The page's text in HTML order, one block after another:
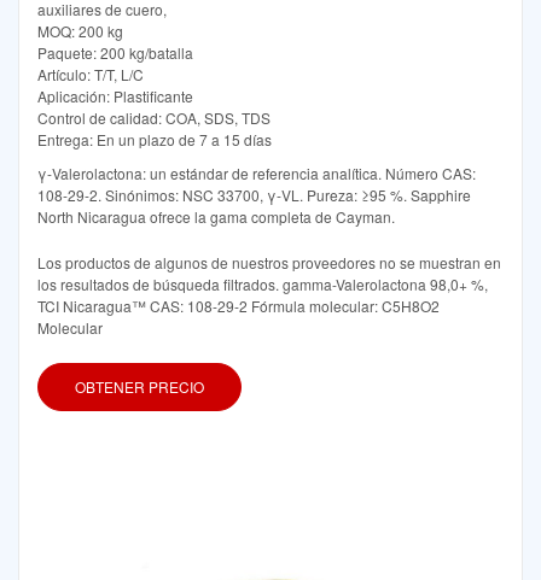
auxiliares de cuero,
MOQ: 200 kg
Paquete: 200 kg/batalla
Artículo: T/T, L/C
Aplicación: Plastificante
Control de calidad: COA, SDS, TDS
Entrega: En un plazo de 7 a 15 días
γ-Valerolactona: un estándar de referencia analítica. Número CAS:
108-29-2. Sinónimos: NSC 33700, γ-VL. Pureza: ≥95 %. Sapphire
North Nicaragua ofrece la gama completa de Cayman.
Los productos de algunos de nuestros proveedores no se muestran en
los resultados de búsqueda filtrados. gamma-Valerolactona 98,0+ %,
TCI Nicaragua™ CAS: 108-29-2 Fórmula molecular: C5H8O2
Molecular
OBTENER PRECIO